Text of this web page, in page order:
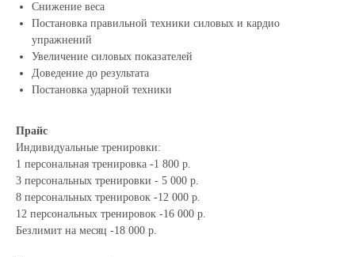
Снижение веса
Постановка правильной техники силовых и кардио
упражнений
Увеличение силовых показателей
Доведение до результата
Постановка ударной техники
Прайс
Индивидуальные тренировки:
1 персональная тренировка -1 800 р.
3 персональных тренировки - 5 000 р.
8 персональных тренировок -12 000 р.
12 персональных тренировок -16 000 р.
Безлимит на месяц -18 000 р.